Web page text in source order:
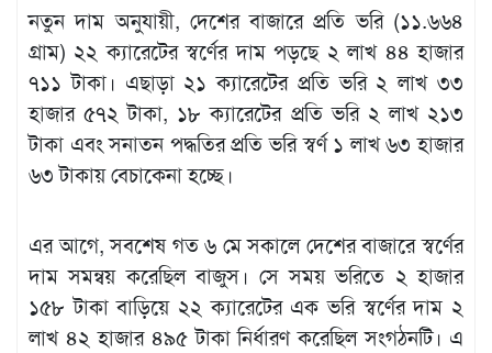
নতুন দাম অনুযায়ী, দেশের বাজারে প্রতি ভরি (১১.৬৬৪
গ্রাম) ২২ ক্যারেটের স্বর্ণের দাম পড়ছে ২ লাখ ৪৪ হাজার
৭১১ টাকা। এছাড়া ২১ ক্যারেটের প্রতি ভরি ২ লাখ ৩৩
হাজার ৫৭২ টাকা, ১৮ ক্যারেটের প্রতি ভরি ২ লাখ ২১৩
টাকা এবং সনাতন পদ্ধতির প্রতি ভরি স্বর্ণ ১ লাখ ৬৩ হাজার
৬৩ টাকায় বেচাকেনা হচ্ছে।
এর আগে, সবশেষ গত ৬ মে সকালে দেশের বাজারে স্বর্ণের
দাম সমন্বয় করেছিল বাজুস। সে সময় ভরিতে ২ হাজার
১৫৮ টাকা বাড়িয়ে ২২ ক্যারেটের এক ভরি স্বর্ণের দাম ২
লাখ ৪২ হাজার ৪৯৫ টাকা নির্ধারণ করেছিল সংগঠনটি। এ